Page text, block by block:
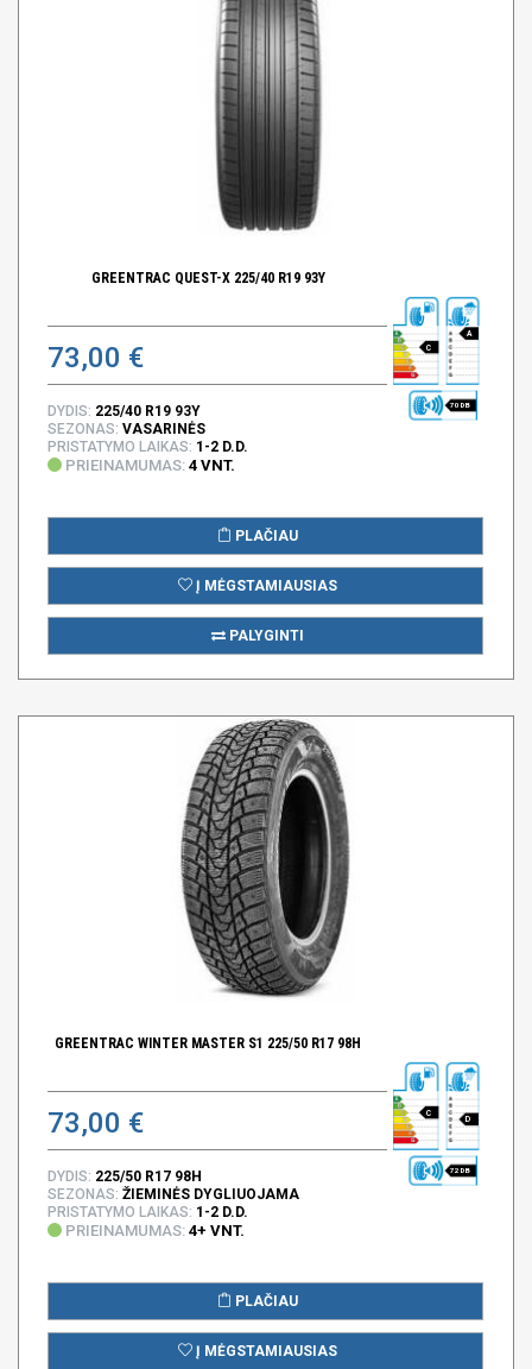
GREENTRAC QUEST-X 225/40 R19 93Y
73,00 € C
A
70 DB
DYDIS: 225/40 R19 93Y
SEZONAS: VASARINĖS
PRISTATYMO LAIKAS: 1-2 D.D.
PRIEINAMUMAS: 4 VNT.
PLAČIAU
Į MĖGSTAMIAUSIAS
PALYGINTI
GREENTRAC WINTER MASTER S1 225/50 R17 98H
73,00 € C
D
72 DB
DYDIS: 225/50 R17 98H
SEZONAS: ŽIEMINĖS DYGLIUOJAMA
PRISTATYMO LAIKAS: 1-2 D.D.
PRIEINAMUMAS: 4+ VNT.
PLAČIAU
Į MĖGSTAMIAUSIAS